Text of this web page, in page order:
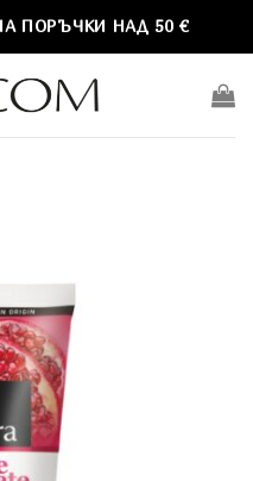
ПОРЪЧКИ НАД 50 €